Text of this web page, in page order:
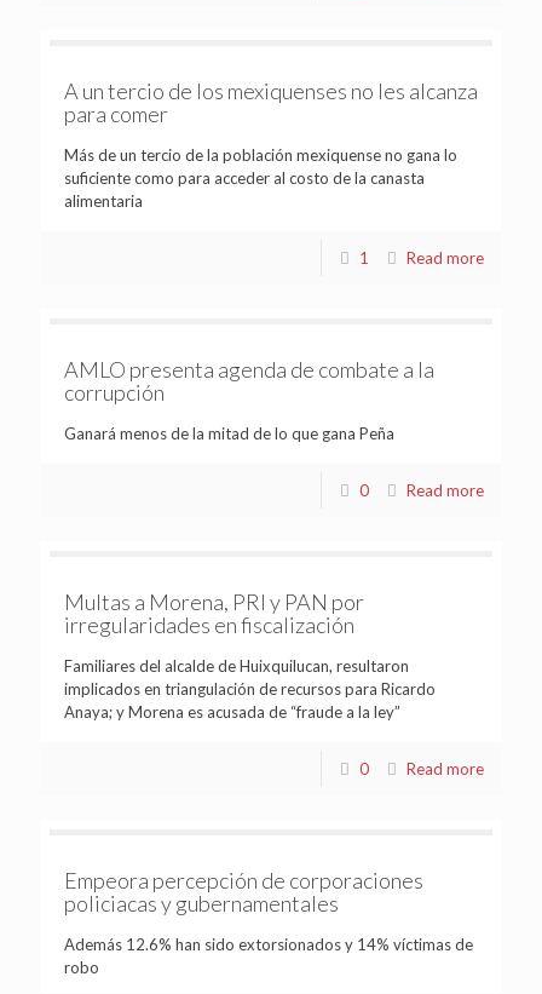
A un tercio de los mexiquenses no les alcanza
para comer
Más de un tercio de la población mexiquense no gana lo
suficiente como para acceder al costo de la canasta
alimentaria
1 Read more
AMLO presenta agenda de combate a la
corrupción
Ganará menos de la mitad de lo que gana Peña
0 Read more
Multas a Morena, PRI y PAN por
irregularidades en fiscalización
Familiares del alcalde de Huixquilucan, resultaron
implicados en triangulación de recursos para Ricardo
Anaya; y Morena es acusada de “fraude a la ley”
0 Read more
Empeora percepción de corporaciones
policiacas y gubernamentales
Además 12.6% han sido extorsionados y 14% víctimas de
robo